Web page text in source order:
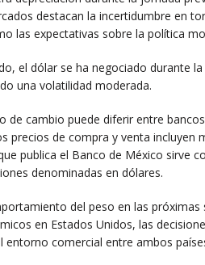
destacan la incertidumbre en
las expectativas sobre la política
el dólar se ha negociado durante
una volatilidad moderada.
de cambio puede diferir entre
precios de compra y venta incluyen
publica el Banco de México sirve
denominadas en dólares.
del peso en las próximas
en Estados Unidos, las
entorno comercial entre ambos